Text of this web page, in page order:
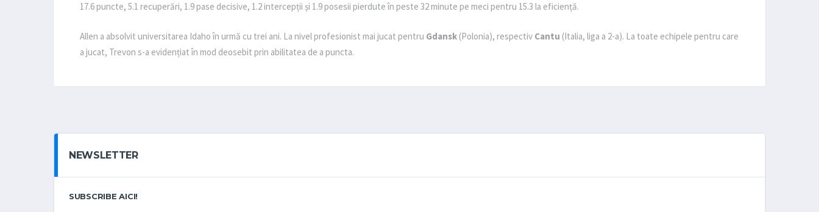
17.6 puncte, 5.1 recuperări, 1.9 pase decisive, 1.2 intercepții și 1.9 posesii pierdute în peste 32 minute pe meci pentru 15.3 la eficiență.
Allen a absolvit universitarea Idaho în urmă cu trei ani. La nivel profesionist mai jucat pentru Gdansk (Polonia), respectiv Cantu (Italia, liga a 2-a). La toate echipele pentru care
a jucat, Trevon s-a evidențiat în mod deosebit prin abilitatea de a puncta.
NEWSLETTER
SUBSCRIBE AICI!